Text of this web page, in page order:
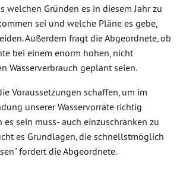
welchen Gründen es in diesem Jahr zu
sei und welche Pläne es gebe,
Außerdem fragt die Abgeordnete, ob
bei einem enorm hohen, nicht
Wasserverbrauch geplant seien.
Voraussetzungen schaffen, um im
unserer Wasservorräte richtig
sein muss- auch einzuschränken zu
es Grundlagen, die schnellstmöglich
fordert die Abgeordnete.